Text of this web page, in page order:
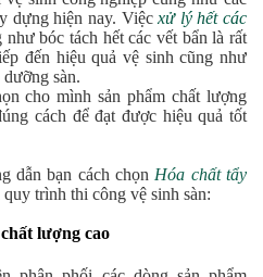
dựng hiện nay. Việcxử lý hết các
như bóc tách hết các vết bẩn là rất
đến hiệu quả vệ sinh cũng như
sàn.
cho mình sản phẩm chất lượng
cách để đạt được hiệu quả tốt
dẫn bạn cách chọn Hóa chất tẩy
trình thi công vệ sinh sàn:
lượng cao